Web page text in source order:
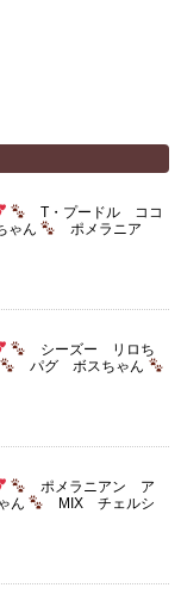
T・プードル ココ
ゃん
ポメラニア
シーズー リロち
パグ ボスちゃん
ポメラニアン ア
ん
MIX チェルシ